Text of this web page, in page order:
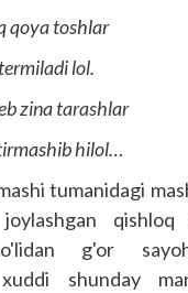
qoya toshlar
lol.
zina tarashlar
hilol…
tumanidagi
g'or
shunday